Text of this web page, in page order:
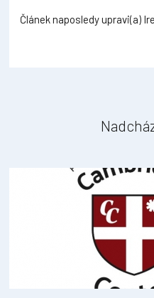
Článek naposledy upravi(a)